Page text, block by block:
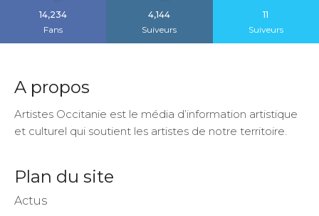
14,234
Fans
4,144
Suiveurs
11
Suiveurs
A propos
Artistes Occitanie est le média d’information artistique
et culturel qui soutient les artistes de notre territoire.
Plan du site
Actus